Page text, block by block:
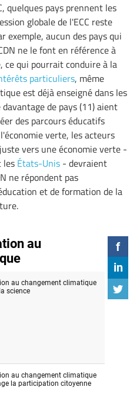
quelques pays prennent les
globale de l'ECC reste
exemple, aucun des pays qui
ne le font en référence à
ce qui pourrait conduire à la
particuliers, même
est déjà enseigné dans les
de pays (11) aient
des parcours éducatifs
verte, les acteurs
vers une économie verte -
les États-Unis - devraient
ne répondent pas
et de formation de la